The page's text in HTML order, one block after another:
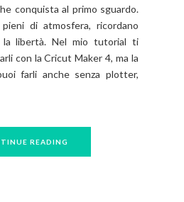
conquista al primo sguardo.
di atmosfera, ricordano
la libertà. Nel mio tutorial ti
con la Cricut Maker 4, ma la
farli anche senza plotter,
READING